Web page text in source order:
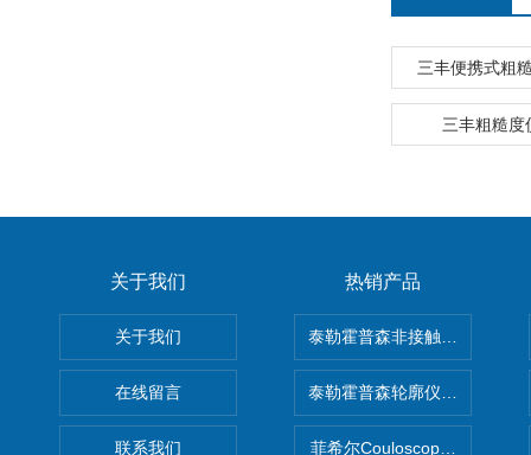
三丰便携式粗
三丰粗糙度
关于我们
关于我们
在线留言
联系我们
热销产品
泰勒霍普森非接触式轮廓仪
泰勒霍普森轮廓仪|TAYLOR
菲希尔Couloscope CMS2电